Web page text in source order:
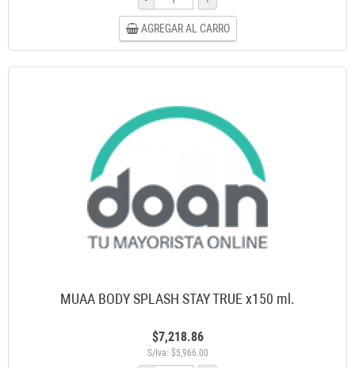
AGREGAR AL CARRO
MUAA BODY SPLASH STAY TRUE x150 ml.
$7,218.86
S/Iva: $5,966.00